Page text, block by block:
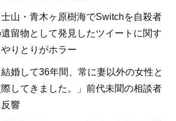
山・青木ヶ原樹海でSwitchを自殺者
留物として発見したツイートに関す
やりとりがホラー
結婚して36年間、常に妻以外の女性と
してきました。」前代未聞の相談者
響